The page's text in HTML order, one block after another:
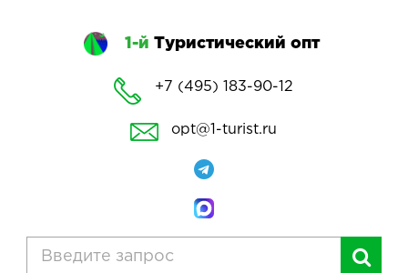
1-й Туристический опт
+7 (495) 183-90-12
opt@1-turist.ru